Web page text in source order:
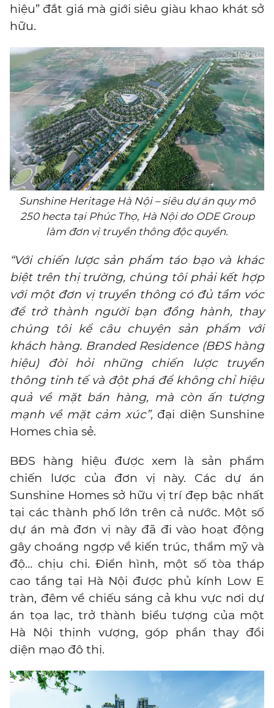
hiệu” đắt giá mà giới siêu giàu khao khát sở
hữu.
Sunshine Heritage Hà Nội – siêu dự án quy mô
250 hecta tại Phúc Thọ, Hà Nội do ODE Group
làm đơn vị truyền thông độc quyền.
“Với chiến lược sản phẩm táo bạo và khác
biệt trên thị trường, chúng tôi phải kết hợp
với một đơn vị truyền thông có đủ tầm vóc
để trở thành người bạn đồng hành, thay
chúng tôi kể câu chuyện sản phẩm với
khách hàng. Branded Residence(BĐS hàng
hiệu) đòi hỏi những chiến lược truyền
thông tinh tế và đột phá để không chỉ hiệu
quả về mặt bán hàng, mà còn ấn tượng
mạnh về mặt cảm xúc”, đại diện Sunshine
Homes chia sẻ.
BĐS hàng hiệu được xem là sản phẩm
chiến lược của đơn vị này. Các dự án
Sunshine Homes sở hữu vị trí đẹp bậc nhất
tại các thành phố lớn trên cả nước. Một số
dự án mà đơn vị này đã đi vào hoạt động
gây choáng ngợp về kiến trúc, thẩm mỹ và
độ… chịu chi. Điển hình, một số tòa tháp
cao tầng tại Hà Nội được phủ kính Low E
tràn, đêm về chiếu sáng cả khu vực nơi dự
án tọa lạc, trở thành biểu tượng của một
Hà Nội thịnh vượng, góp phần thay đổi
diện mạo đô thị.